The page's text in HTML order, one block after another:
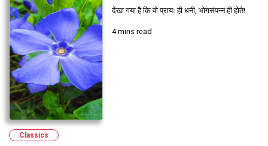
देखा गया है कि वो प्रायः ही धनी, भोगसंपन्न ही होते!
4 mins read
Classics